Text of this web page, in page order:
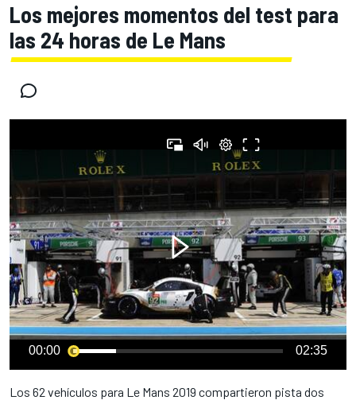
Los mejores momentos del test para
las 24 horas de Le Mans
00:00 02:35
Los 62 vehículos para Le Mans 2019 compartieron pista dos